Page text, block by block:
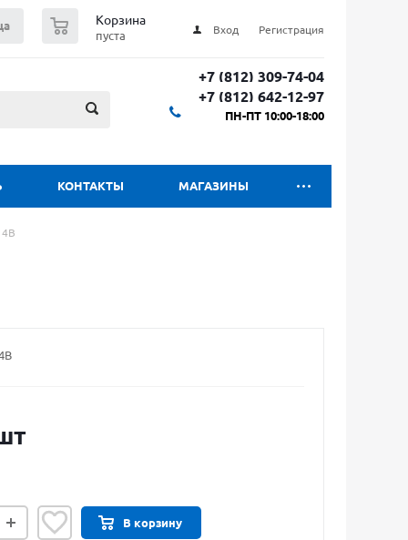
Вход Регистрация
Корзина
пуста
+7 (812) 309-74-04
+7 (812) 642-12-97
ПН-ПТ 10:00-18:00
КОНТАКТЫ МАГАЗИНЫ
В корзину